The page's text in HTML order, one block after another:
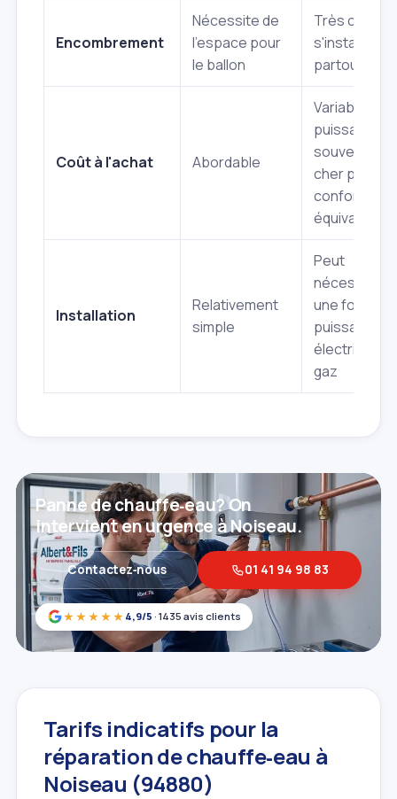
Encombrement
Nécessite de
l'espace pour
le ballon
Très
s'installe
partout
Coût à l'achat Abordable
Variable
puissance,
souvent plus
cher pour un
confort
équivalent
Installation
Relativement
simple
Peut
nécessiter
une forte
puissance
électrique
gaz
★★★★★ 4,9/5 · 1435 avis clients
Panne de chauffe‑eau? On
intervient en urgence à Noiseau.
Contactez‑nous 01 41 94 98 83
Tarifs indicatifs pour la
réparation de chauffe‑eau à
Noiseau (94880)